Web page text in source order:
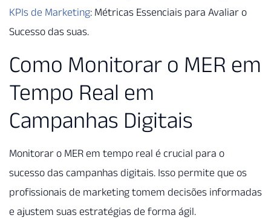
KPIs de Marketing: Métricas Essenciais para Avaliar o
Sucesso das suas.
Como Monitorar o MER em
Tempo Real em
Campanhas Digitais
Monitorar o MER em tempo real é crucial para o
sucesso das campanhas digitais. Isso permite que os
profissionais de marketing tomem decisões informadas
e ajustem suas estratégias de forma ágil.